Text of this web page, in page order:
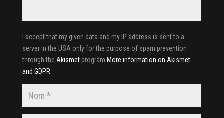
I accept that my given data and my IP address is sent to a
server in the USA only for the purpose of spam prevention
through the Akismetprogram. More information on Akismet
and GDPR